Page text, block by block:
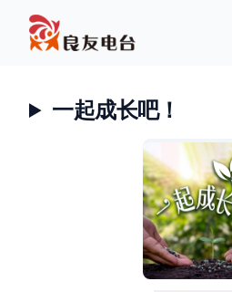
一起成长吧！